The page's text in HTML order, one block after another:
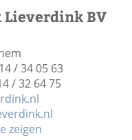
BV
/ 34 05 63
/ 32 64 75
zeigen